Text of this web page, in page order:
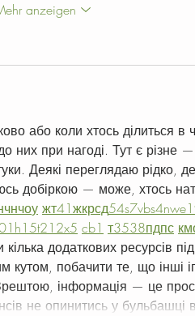
anzeigen
або коли хтось ділиться в
них при нагоді. Тут є різне
Деякі переглядаю рідко,
добіркою — може, хтось
чнчоу жт41жкрсд54s7vbs4nw
h15t21 2x5 cb1 т3538пдпс км
додаткових ресурсів
кутом, побачити те, що інші
інформація — це
не опинитись у бульбашці